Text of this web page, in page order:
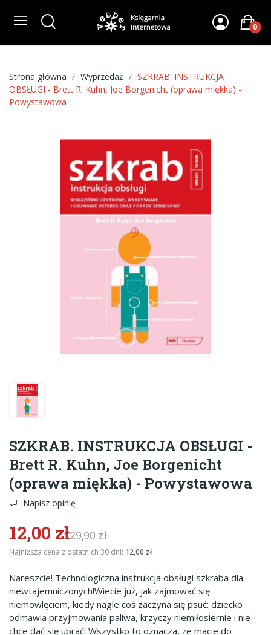
0
Strona główna Wyprzedaż
SZKRAB. INSTRUKCJA
OBSŁUGI - Brett R. Kuhn, Joe Borgenicht (oprawa miękka) -
Powystawowa
SZKRAB. INSTRUKCJA OBSŁUGI -
Brett R. Kuhn, Joe Borgenicht
(oprawa miękka) - Powystawowa
Napisz opinię
12,00 zł29,90 zł
Najniższa cena z ostatnich 30 dni: 12,00 zł
Nareszcie! Technologiczna instrukcja obsługi szkraba dla
niewtajemniczonych!Wiecie już, jak zajmować się
niemowlęciem, kiedy nagle coś zaczyna się psuć: dziecko
odmawia przyjmowania paliwa, krzyczy niemiłosiernie i nie
chce dać się ubrać! Wszystko to oznacza, że macie do